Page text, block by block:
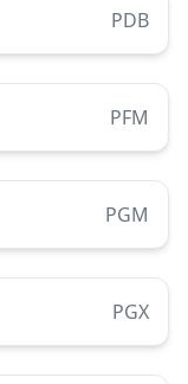
PDB
PFM
PGM
PGX